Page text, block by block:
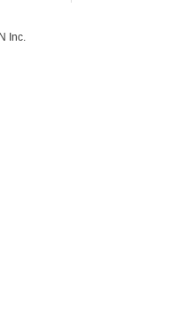
Inc.